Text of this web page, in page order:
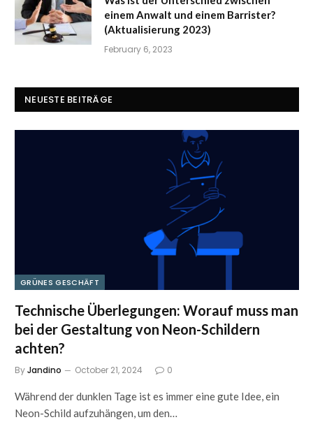
einem Anwalt und einem Barrister?
(Aktualisierung 2023)
February 6, 2023
NEUESTE BEITRÄGE
GRÜNES GESCHÄFT
Technische Überlegungen: Worauf muss man
bei der Gestaltung von Neon-Schildern
achten?
ByJandino October 21, 2024 0
Während der dunklen Tage ist es immer eine gute Idee, ein
Neon-Schild aufzuhängen, um den…